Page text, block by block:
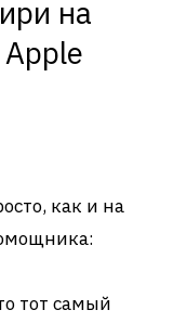
на
как и на
тот самый